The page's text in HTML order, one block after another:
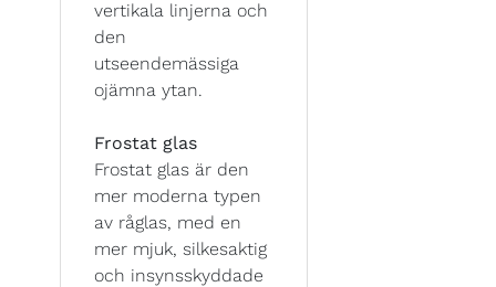
vertikala linjerna och
den
utseendemässiga
ojämna ytan.
Frostat glas
Frostat glas är den
mer moderna typen
av råglas, med en
mer mjuk, silkesaktig
och insynsskyddade